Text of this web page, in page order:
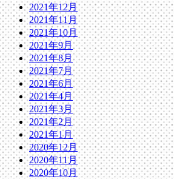
2021年12月
2021年11月
2021年10月
2021年9月
2021年8月
2021年7月
2021年6月
2021年4月
2021年3月
2021年2月
2021年1月
2020年12月
2020年11月
2020年10月